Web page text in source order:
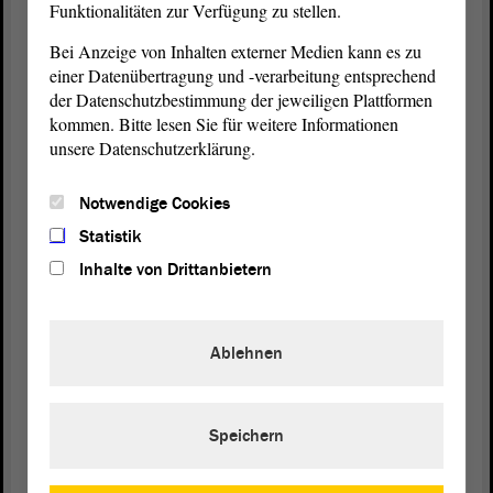
Juliane Kleemann (SPD):
Nein. Eine Beschreibung ist erst einmal per se keine
Panik, sondern sagt nur aus, was stattfindet. Panik
ist es dann, wenn ich in der Konsequenz anfange,
hektisches Handeln zu verfallen, sozusagen meine
Beschreibung überleiten will.
hektisches Handeln ist doch völlig fehl am Platz! -
- Nein, ich sehe auch, dass wir Zeit verplempert
Funktionalitäten zur Verfügung zu stellen.
Bei Anzeige von Inhalten externer Medien kann es zu
einer Datenübertragung und -verarbeitung entsprechend
der Datenschutzbestimmung der jeweiligen Plattformen
kommen. Bitte lesen Sie für weitere Informationen
unsere Datenschutzerklärung.
Notwendige Cookies
Statistik
Inhalte von Drittanbietern
Ablehnen
Speichern